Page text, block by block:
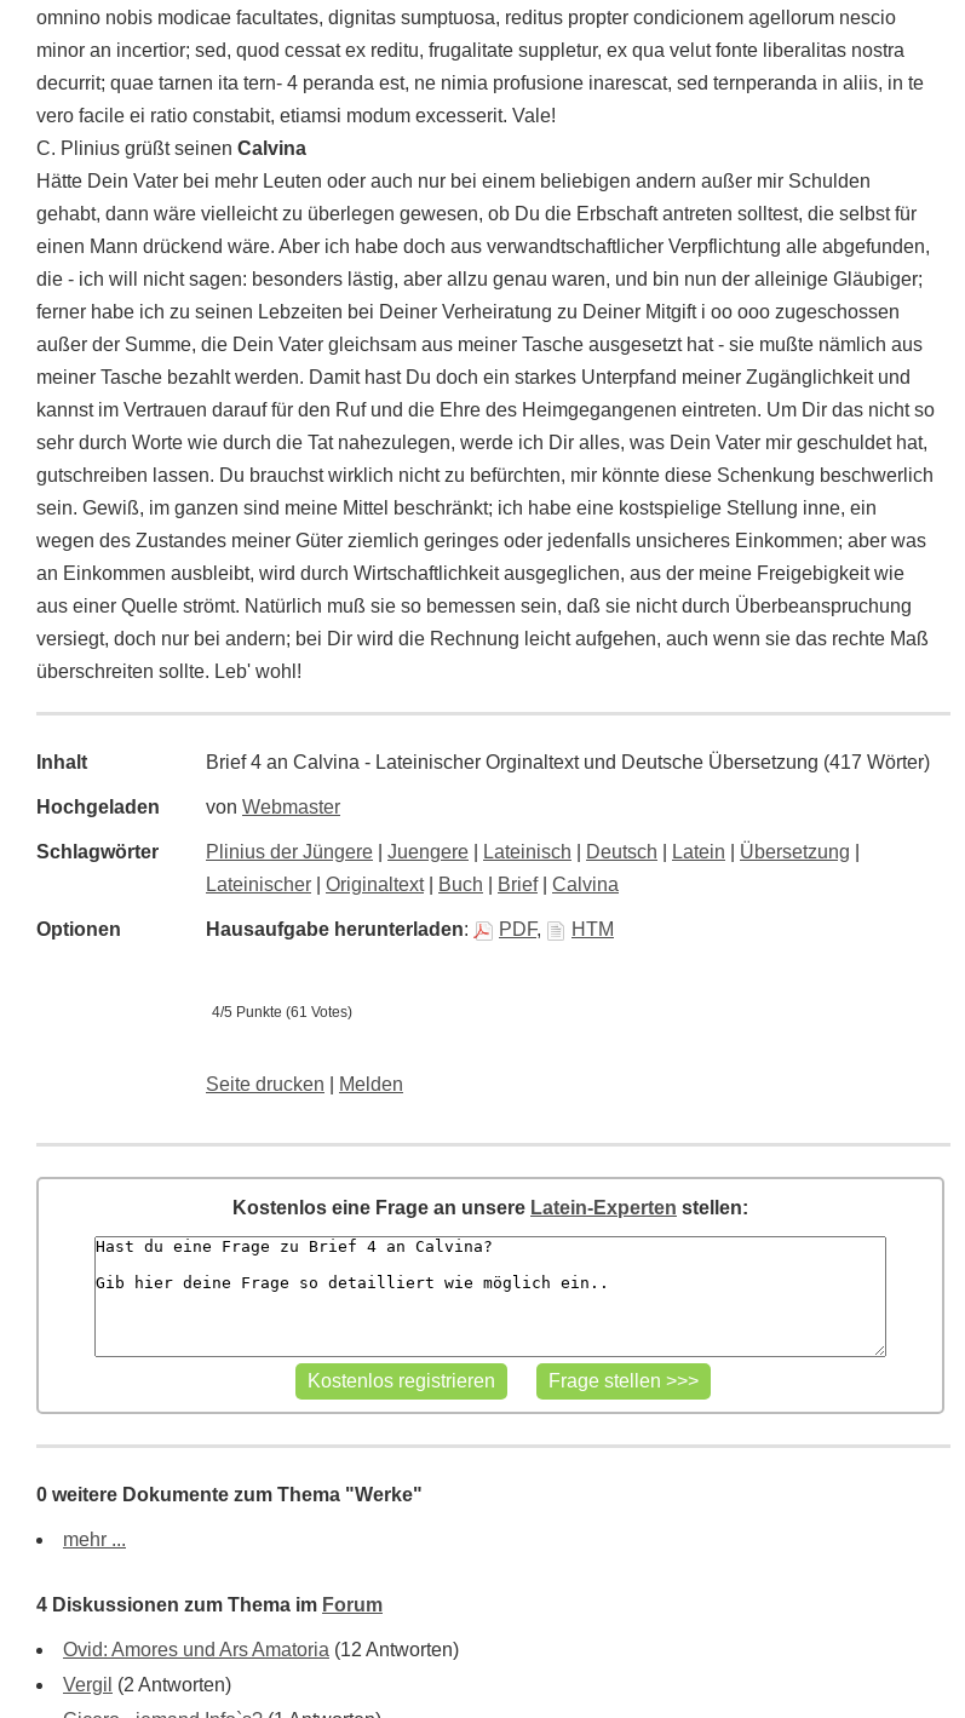
omnino nobis modicae facultates, dignitas sumptuosa, reditus propter condicionem agellorum nescio
minor an incertior; sed, quod cessat ex reditu, frugalitate suppletur, ex qua velut fonte liberalitas nostra
decurrit; quae tarnen ita tern- 4 peranda est, ne nimia profusione inarescat, sed ternperanda in aliis, in te
vero facile ei ratio constabit, etiamsi modum excesserit. Vale!
C. Plinius grüßt seinen Calvina
Hätte Dein Vater bei mehr Leuten oder auch nur bei einem beliebigen andern außer mir Schulden
gehabt, dann wäre vielleicht zu überlegen gewesen, ob Du die Erbschaft antreten solltest, die selbst für
einen Mann drückend wäre. Aber ich habe doch aus verwandtschaftlicher Verpflichtung alle abgefunden,
die - ich will nicht sagen: besonders lästig, aber allzu genau waren, und bin nun der alleinige Gläubiger;
ferner habe ich zu seinen Lebzeiten bei Deiner Verheiratung zu Deiner Mitgift i oo ooo zugeschossen
außer der Summe, die Dein Vater gleichsam aus meiner Tasche ausgesetzt hat - sie mußte nämlich aus
meiner Tasche bezahlt werden. Damit hast Du doch ein starkes Unterpfand meiner Zugänglichkeit und
kannst im Vertrauen darauf für den Ruf und die Ehre des Heimgegangenen eintreten. Um Dir das nicht so
sehr durch Worte wie durch die Tat nahezulegen, werde ich Dir alles, was Dein Vater mir geschuldet hat,
gutschreiben lassen. Du brauchst wirklich nicht zu befürchten, mir könnte diese Schenkung beschwerlich
sein. Gewiß, im ganzen sind meine Mittel beschränkt; ich habe eine kostspielige Stellung inne, ein
wegen des Zustandes meiner Güter ziemlich geringes oder jedenfalls unsicheres Einkommen; aber was
an Einkommen ausbleibt, wird durch Wirtschaftlichkeit ausgeglichen, aus der meine Freigebigkeit wie
aus einer Quelle strömt. Natürlich muß sie so bemessen sein, daß sie nicht durch Überbeanspruchung
versiegt, doch nur bei andern; bei Dir wird die Rechnung leicht aufgehen, auch wenn sie das rechte Maß
überschreiten sollte. Leb' wohl!
Inhalt Brief 4 an Calvina - Lateinischer Orginaltext und Deutsche Übersetzung (417 Wörter)
Hochgeladen von Webmaster
Schlagwörter Plinius der Jüngere Juengere Lateinisch Deutsch Latein Übersetzung
Lateinischer
Originaltext| Buch Brief| Calvina
Optionen Hausaufgabe herunterladen: PDF, HTM
4/5 Punkte (61 Votes)
Seite drucken Melden
Kostenlos eine Frage an unsere Latein-Experten stellen:
0 weitere Dokumente zum Thema "Werke"
mehr ...
4 Diskussionen zum Thema im Forum
Ovid: Amores und Ars Amatoria (12 Antworten)
Vergil (2 Antworten)